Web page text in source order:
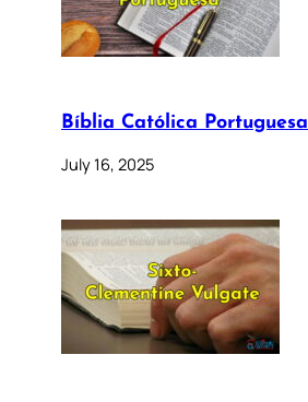
Bíblia Católica Portuguesa
July 16, 2025